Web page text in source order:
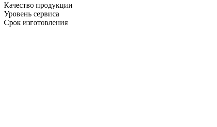
Качество продукции
Уровень сервиса
Срок изготовления